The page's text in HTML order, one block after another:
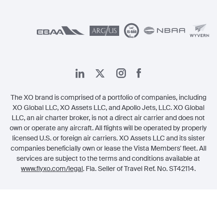
The XO brand is comprised of a portfolio of companies, including
XO Global LLC, XO Assets LLC, and Apollo Jets, LLC. XO Global
LLC, an air charter broker, is not a direct air carrier and does not
own or operate any aircraft. All flights will be operated by properly
licensed U.S. or foreign air carriers. XO Assets LLC and its sister
companies beneficially own or lease the Vista Members' fleet. All
services are subject to the terms and conditions available at
www.flyxo.com/legal. Fla. Seller of Travel Ref. No. ST42114.